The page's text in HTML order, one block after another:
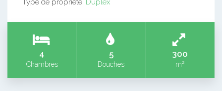
Type de propriété: Duplex
4
Chambres
5
Douches
300
m²